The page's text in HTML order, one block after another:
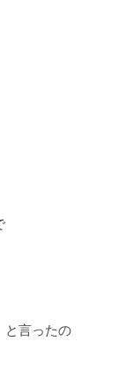
と言ったの